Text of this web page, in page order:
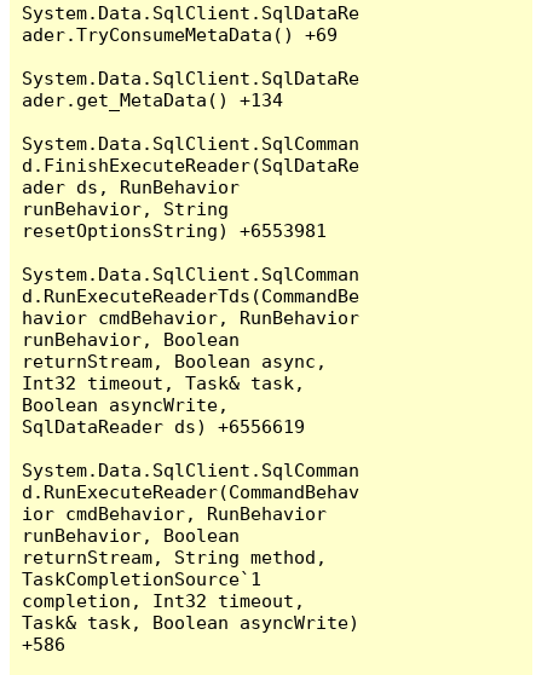
System.Data.SqlClient.SqlDataRe
ader.TryConsumeMetaData() +69
System.Data.SqlClient.SqlDataRe
ader.get_MetaData() +134
System.Data.SqlClient.SqlComman
d.FinishExecuteReader(SqlDataRe
ader ds, RunBehavior
runBehavior, String
resetOptionsString) +6553981
System.Data.SqlClient.SqlComman
d.RunExecuteReaderTds(CommandBe
havior cmdBehavior, RunBehavior
runBehavior, Boolean
returnStream, Boolean async,
Int32 timeout, Task& task,
Boolean asyncWrite,
SqlDataReader ds) +6556619
System.Data.SqlClient.SqlComman
d.RunExecuteReader(CommandBehav
ior cmdBehavior, RunBehavior
runBehavior, Boolean
returnStream, String method,
TaskCompletionSource`1
completion, Int32 timeout,
Task& task, Boolean asyncWrite)
+586